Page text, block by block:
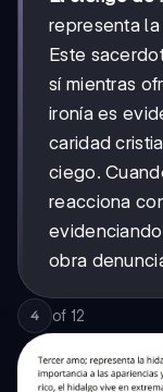
representa
Este
sí mientras
ironía es
caridad
ciego.
reacciona
obra
4 of 12